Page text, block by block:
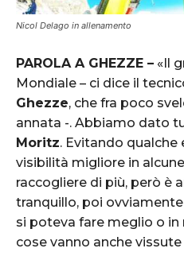
Nicol Delago in allenamento
PAROLA A GHEZZE – «Il
Mondiale – ci dice il
Ghezze, che fra poco
annata -. Abbiamo dato
Moritz. Evitando qualche
visibilità migliore in
raccogliere di più, però è
tranquillo, poi
si poteva fare meglio o in
cose vanno anche